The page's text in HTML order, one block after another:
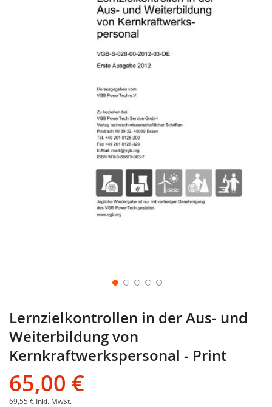
Lernzielkontrollen in der Aus- und
Weiterbildung von
Kernkraftwerkspersonal - Print
65,00 €
69,55 € Inkl. MwSt.